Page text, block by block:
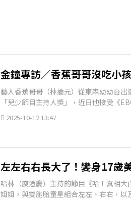
金鐘專訪／香蕉哥哥沒吃小
藝人香蕉哥哥（林掄元）從東森幼幼台
「兒少節目主持人獎」，近日他接受《
2025-10-12 13:47
左左右右長大了！變身17歲
哈林（庾澄慶）主持的節目《哈！真相
姐姐，與雙胞胎童星組合左左、右右，